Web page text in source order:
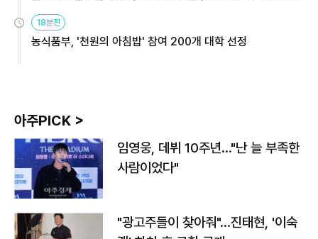
원
18분전
농식품부, '천원의 아침밥' 참여 200개 대학 선정
아주PICK >
임영웅, 데뷔 10주년…"난 늘 부족한
사람이었다"
"광고주들이 찾아줘"…진태현, '이숙